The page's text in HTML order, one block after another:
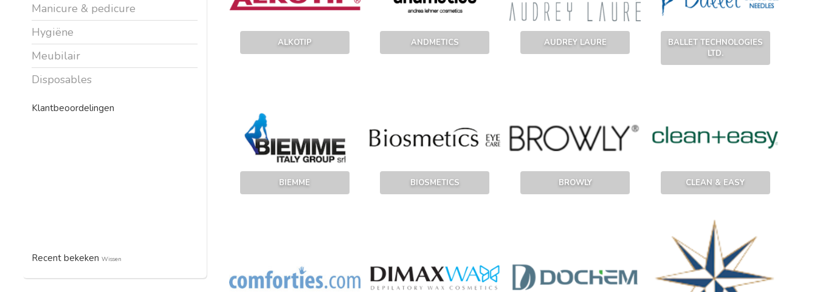
Manicure & pedicure
Hygiëne
Meubilair
Disposables
Klantbeoordelingen
Recent bekeken Wissen
ALKOTIP ANDMETICS AUDREY LAURE
BALLET TECHNOLOGIES
LTD.
BIEMME BIOSMETICS BROWLY CLEAN & EASY